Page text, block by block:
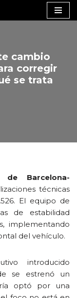
cambio
corregir
se trata
de Barcelona-
técnicas
El equipo de
de estabilidad
implementando
del vehículo.
introducido
se estrenó un
optó por una